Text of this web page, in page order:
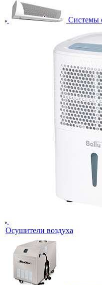
Системы
Осушители воздуха